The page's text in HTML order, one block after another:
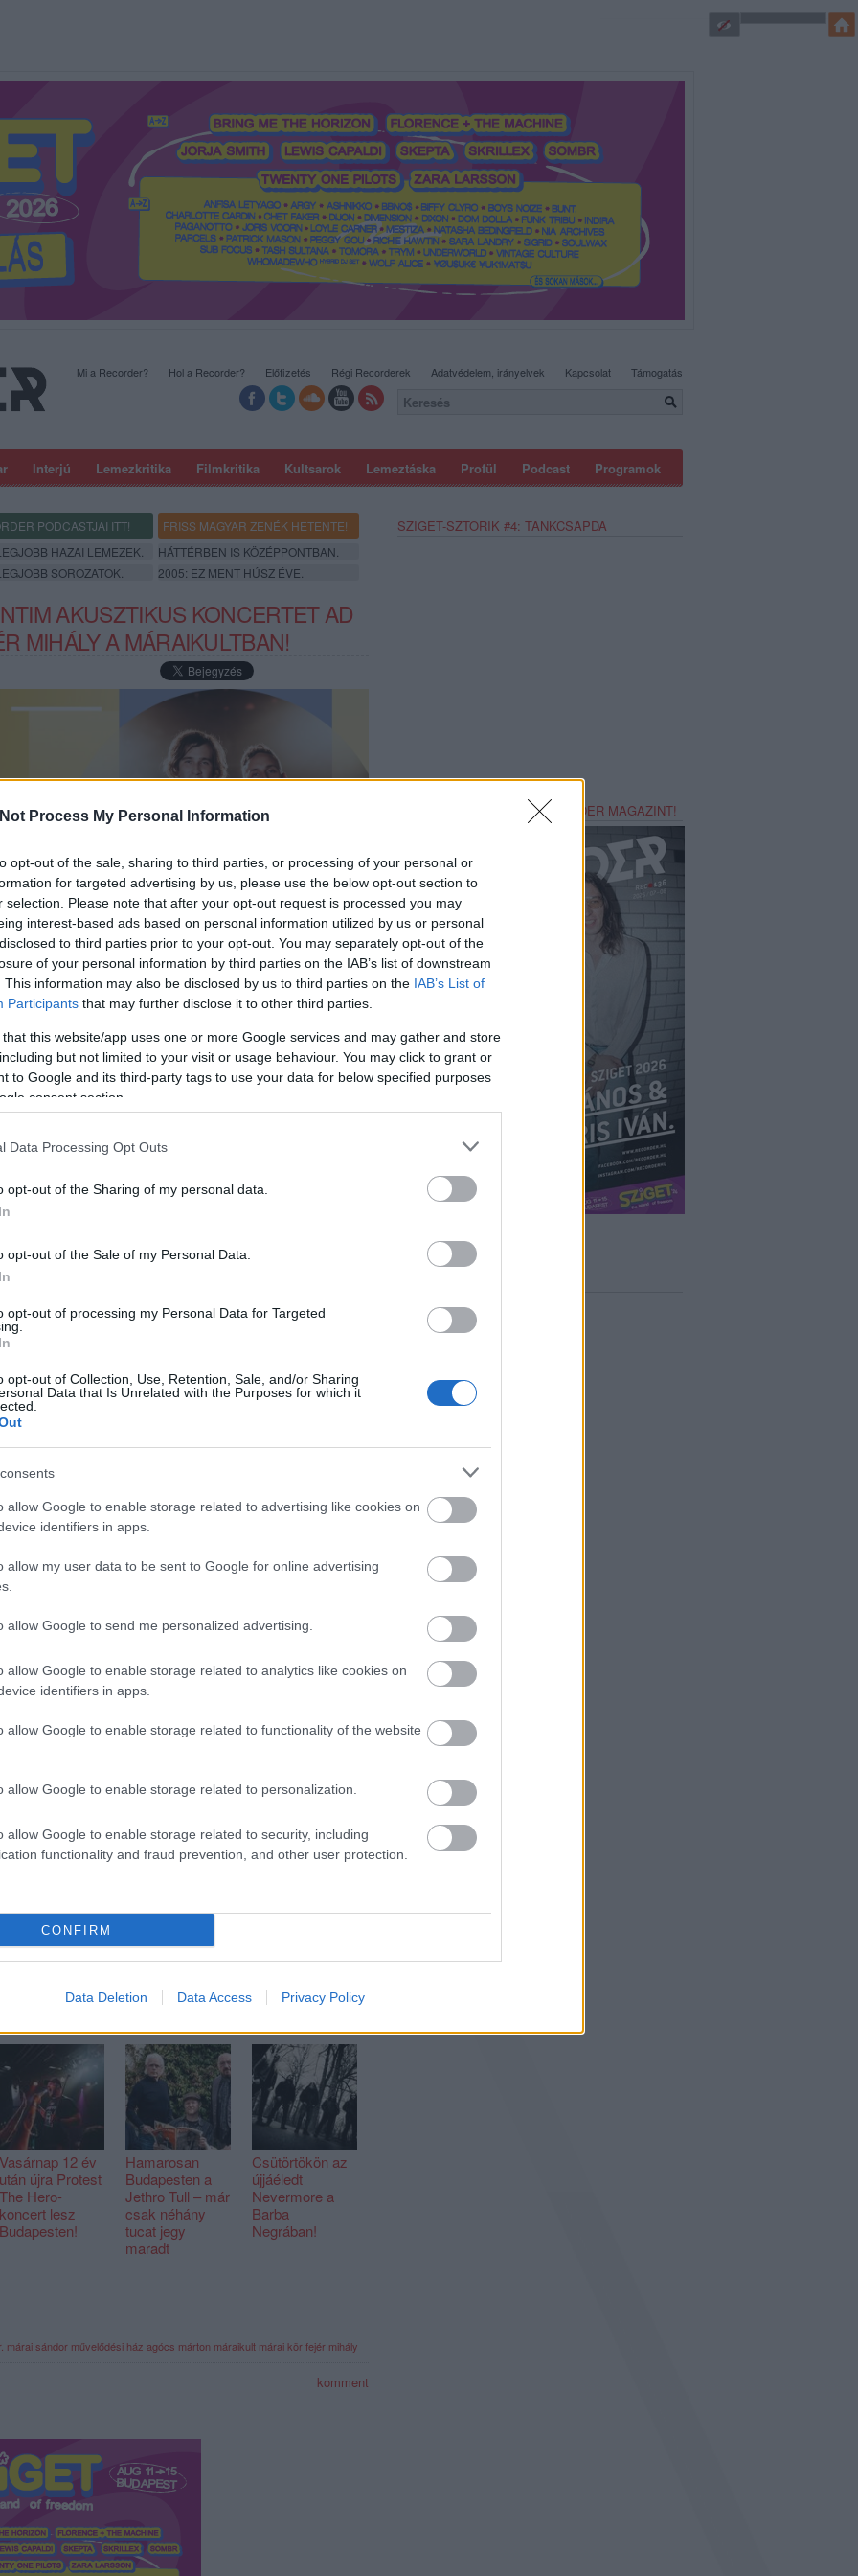
Process My Personal Information
opt-out of the sale, sharing to third parties, or processing of your personal or
for targeted advertising by us, please use the below opt-out section to
selection. Please note that after your opt-out request is processed you may
interest-based ads based on personal information utilized by us or personal
to third parties prior to your opt-out. You may separately opt-out of the
of your personal information by third parties on the IAB’s list of downstream
This information may also be disclosed by us to third parties on the IAB’s List of
Participants that may further disclose it to other third parties.
that this website/app uses one or more Google services and may gather and store
but not limited to your visit or usage behaviour. You may click to grant or
to Google and its third-party tags to use your data for below specified purposes
consent section.
Data Processing Opt Outs
opt-out of the Sharing of my personal data.
opt-out of the Sale of my Personal Data.
opt-out of processing my Personal Data for Targeted
opt-out of Collection, Use, Retention, Sale, and/or Sharing
Data that Is Unrelated with the Purposes for which it
allow Google to enable storage related to advertising like cookies on
identifiers in apps.
allow my user data to be sent to Google for online advertising
allow Google to send me personalized advertising.
allow Google to enable storage related to analytics like cookies on
identifiers in apps.
allow Google to enable storage related to functionality of the website
allow Google to enable storage related to personalization.
allow Google to enable storage related to security, including
functionality and fraud prevention, and other user protection.
CONFIRM
Data Deletion Data Access Privacy Policy
Interjú Lemezkritika Filmkritika Kultsarok Lemeztáska Profül Podcast Programok
Mi a Recorder? Hol a Recorder? Előfizetés Régi Recorderek Adatvédelem, irányelvek Kapcsolat Támogatás
PODCASTJAI ITT!
FRISS MAGYAR ZENÉK HETENTE!
HAZAI LEMEZEK.
HÁTTÉRBEN IS KÖZÉPPONTBAN.
SOROZATOK. 2005: EZ MENT HÚSZ ÉVE.
AKUSZTIKUS KONCERTET AD
MIHÁLY A MÁRAIKULTBAN!
akusztikus verzióban, de régi, ritkán hallott dalaikat
frontemberei pénteken aMáraiKultban.
tűnt fel indiefolkos, ethnobeates zenéjével, amit kezdettől
érvényesül a népi, mint az urbánus hatás, a hatvanas
az öröksége, frissessége, de a francia kávéházi sanzonok
az aurevoir. stílusába: legutóbbi lemezükön, a
és olyan hullámvasút is,
De könnyedén zenésítenek meg verseket is,
- meg az egyre fülbemászóbb, stadionpopos megszólalás is,
is mondják
Parkban, jövőre pedig a Müpában adnak szimfonikus
kapni őket, pláne, hogy a két frontember,
és ilyenkor mindig játszanak olyan számokat, amik a
feldolgozásaikat sem spórolják ki a műsorból, a
hiszen Agócs Marci tavaly például a the olllamért
fel lehetne játszani egy lemezre, ez lenne az” – mondta
AUREVOIR. KEDVENCEI 2022-BEN? MUTATJUK!
Sándor Művelődési Ház dísztermében játszanak
körbeülheti a zenészeket, így a szokásosnál is intimebb
Márton és Fejér Mihály
Ház (1013 Budapest, Krisztina tér 1.)
Belépő:2500 Ft
Recorder a Facebookon. Még több Recorder, ott, igen.
Vasárnap 12 év
után újra Protest
The Hero-
koncert lesz
Budapesten!
Hamarosan
Budapesten a
Jethro Tull – már
csak néhány
tucat jegy
maradt
Csütörtökön az
újjáéledt
Nevermore a
Barba
Negrában!
márai sándor művelődési ház agócs márton máraikult márai körfejér mihály
komment
SZIGET-SZTORIK #4: TANKCSAPDA
SZEREZZ MAGADNAK RECORDER MAGAZINT!
SÜTI BEÁLLÍTÁSOK MÓDOSÍTÁSA